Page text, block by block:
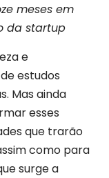
meses em
da startup
e
estudos
Mas ainda
esses
que trarão
como para
surge a